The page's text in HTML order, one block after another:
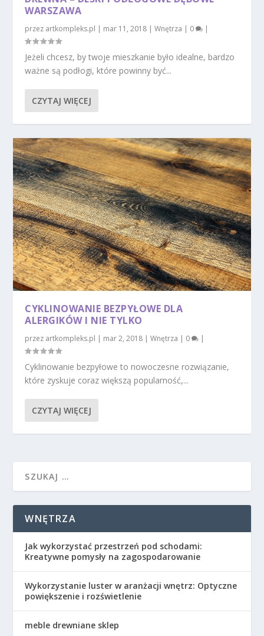
WARSZAWA
przez artkompleks.pl | mar 11, 2018 |Wnętrza | 0 |
Jeżeli chcesz, by twoje mieszkanie było idealne, bardzo
ważne są podłogi, które powinny być...
CZYTAJ WIĘCEJ
CYKLINOWANIE BEZPYŁOWE DLA
ALERGIKÓW I NIE TYLKO
przez artkompleks.pl | mar 2, 2018 |Wnętrza | 0 |
Cyklinowanie bezpyłowe to nowoczesne rozwiązanie,
które zyskuje coraz większą popularność,...
CZYTAJ WIĘCEJ
WNĘTRZA
Jak wykorzystać przestrzeń pod schodami:
Kreatywne pomysły na zagospodarowanie
Wykorzystanie luster w aranżacji wnętrz: Optyczne
powiększenie i rozświetlenie
meble drewniane sklep